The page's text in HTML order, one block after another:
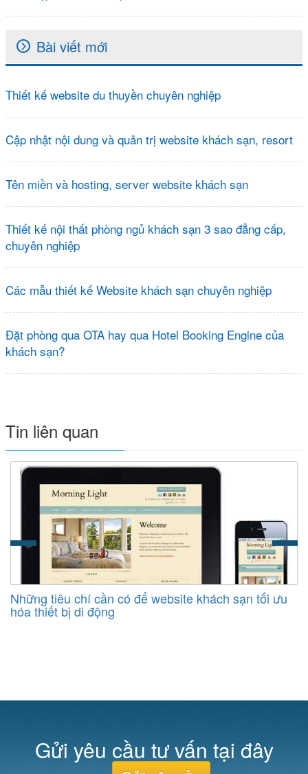
Bài viết mới
Thiết kế website du thuyền chuyên nghiệp
Cập nhật nội dung và quản trị website khách sạn, resort
Tên miền và hosting, server website khách sạn
Thiết kế nội thất phòng ngủ khách sạn 3 sao đẳng cấp,
chuyên nghiệp
Các mẫu thiết kế Website khách sạn chuyên nghiệp
Đặt phòng qua OTA hay qua Hotel Booking Engine của
khách sạn?
Tin liên quan
Những tiêu chí cần có để website khách sạn tối ưu
hóa thiết bị di động
Gửi yêu cầu tư vấn tại đây